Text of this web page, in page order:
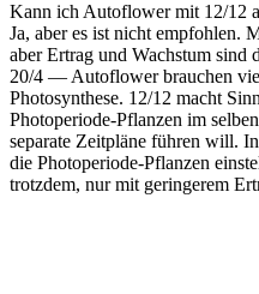
Kann ich Autoflower mit 12/12
Ja, aber es ist nicht empfohlen.
aber Ertrag und Wachstum sind
20/4 — Autoflower brauchen
Photosynthese. 12/12 macht
Photoperiode-Pflanzen im
separate Zeitpläne führen will.
die Photoperiode-Pflanzen
trotzdem, nur mit geringerem